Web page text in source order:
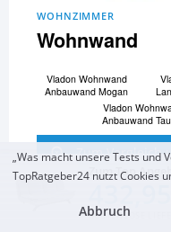
Zum Top
KOSTENLOSE
WOHNZIMMER
Wohnwand
Vladon Wohnwand
Anbauwand Mogan
Vladon
Anbauwand
Zum Vergleich
„Was macht unsere Tests und
TopRatgeber24 nutzt Cookies
Abbruch